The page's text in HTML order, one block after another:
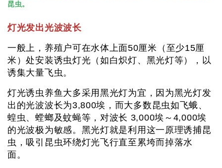
昆虫。
灯光发出光波波长
一般上，养殖户可在水体上面50厘米（至少15厘
米）处安装诱虫灯光（如白炽灯、黑光灯等），以
诱集大量飞虫。
灯光诱虫养鱼大多采用黑光灯为宜，因为黑光灯发
出的光波波长为3,800埃，而大多数昆虫如飞蛾、
蝗虫、螳螂及蚊蝇等，对波长 3,000埃～4,000埃
的光波极为敏感。黑光灯就是利用这一原理诱捕昆
虫，吸引昆虫环绕灯光飞行直至累垮而掉落水
面。